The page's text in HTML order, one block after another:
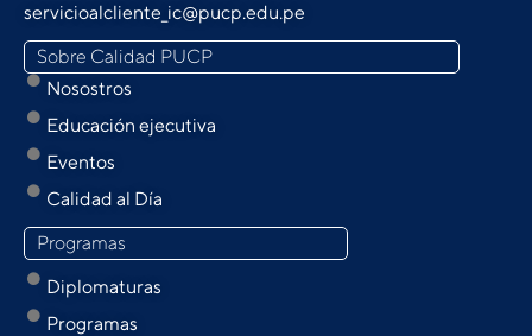
servicioalcliente_ic@pucp.edu.pe
Sobre Calidad PUCP
Nosostros
Educación ejecutiva
Eventos
Calidad al Día
Programas
Diplomaturas
Programas